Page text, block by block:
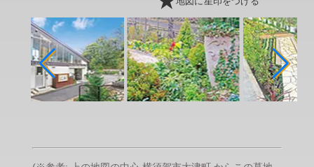
地図に星印をつける